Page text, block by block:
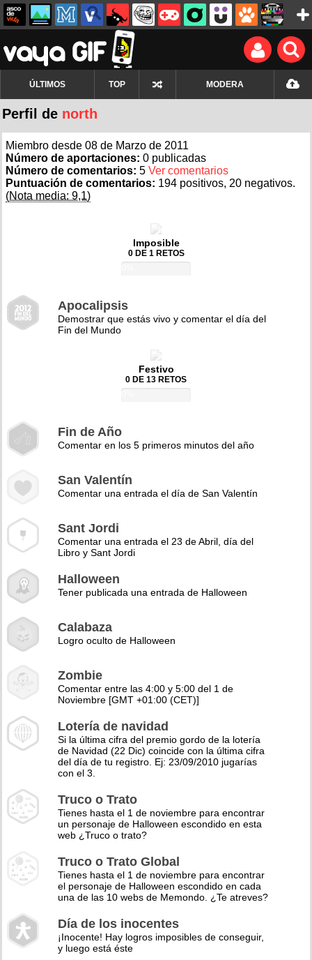
ÚLTIMOS TOP MODERA
Perfil de north
Miembro desde 08 de Marzo de 2011
Número de aportaciones: 0 publicadas
Número de comentarios: 5 Ver comentarios
Puntuación de comentarios: 194 positivos, 20 negativos.
(Nota media: 9,1)
Imposible
0 DE 1 RETOS
Apocalipsis
Demostrar que estás vivo y comentar el día del
Fin del Mundo
Festivo
0 DE 13 RETOS
Fin de Año
Comentar en los 5 primeros minutos del año
San Valentín
Comentar una entrada el día de San Valentín
Sant Jordi
Comentar una entrada el 23 de Abril, día del
Libro y Sant Jordi
Halloween
Tener publicada una entrada de Halloween
Calabaza
Logro oculto de Halloween
Zombie
Comentar entre las 4:00 y 5:00 del 1 de
Noviembre [GMT +01:00 (CET)]
Lotería de navidad
Si la última cifra del premio gordo de la lotería
de Navidad (22 Dic) coincide con la última cifra
del día de tu registro. Ej: 23/09/2010 jugarías
con el 3.
Truco o Trato
Tienes hasta el 1 de noviembre para encontrar
un personaje de Halloween escondido en esta
web ¿Truco o trato?
Truco o Trato Global
Tienes hasta el 1 de noviembre para encontrar
el personaje de Halloween escondido en cada
una de las 10 webs de Memondo. ¿Te atreves?
Día de los inocentes
¡Inocente! Hay logros imposibles de conseguir,
y luego está éste